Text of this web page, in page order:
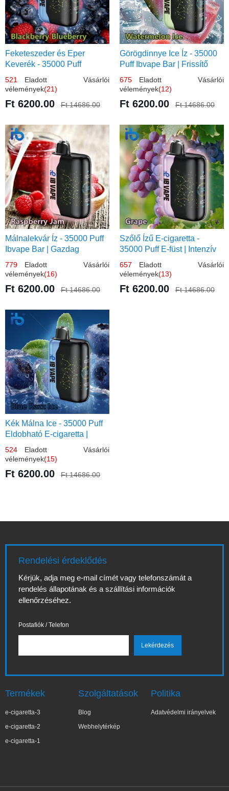
Feketeszeder és Eper
Keverék - 35000 Puff
Gyümölcsökombináció!
521
Eladott Vásárlói
vélemények(21)
Ft 6200.00 Ft 14686.00
Görögdinnye Ice Íz - 35000
Puff Ibvape Bar | Frissítő
675 Eladott Vásárlói
vélemények(12)
Ft 6200.00 Ft 14686.00
Málnalekvár Íz - 35000 Puff
Ibvape Bar | Gazdag
779 Eladott Vásárlói
vélemények(16)
Ft 6200.00 Ft 14686.00
Szőlő Ízű E-cigaretta -
35000 Puff E-füst | Intenzív
657 Eladott Vásárlói
vélemények(13)
Ft 6200.00 Ft 14686.00
Kék Málna Ice - 35000 Puff
Eldobható E-cigaretta |
Frissesség!
524 Eladott Vásárlói
vélemények(15)
Ft 6200.00 Ft 14686.00
Rendelési érdeklődés
Kérjük, adja meg e-mail címét vagy telefonszámát a
rendelés állapotának és a szállítási információk
ellenőrzéséhez.
Postafiók / Telefon
Termékek
e-cigaretta-3
e-cigaretta-2
e-cigaretta-1
Szolgáltatások
Blog
Webhelytérkép
Politika
Adatvédelmi irányelvek